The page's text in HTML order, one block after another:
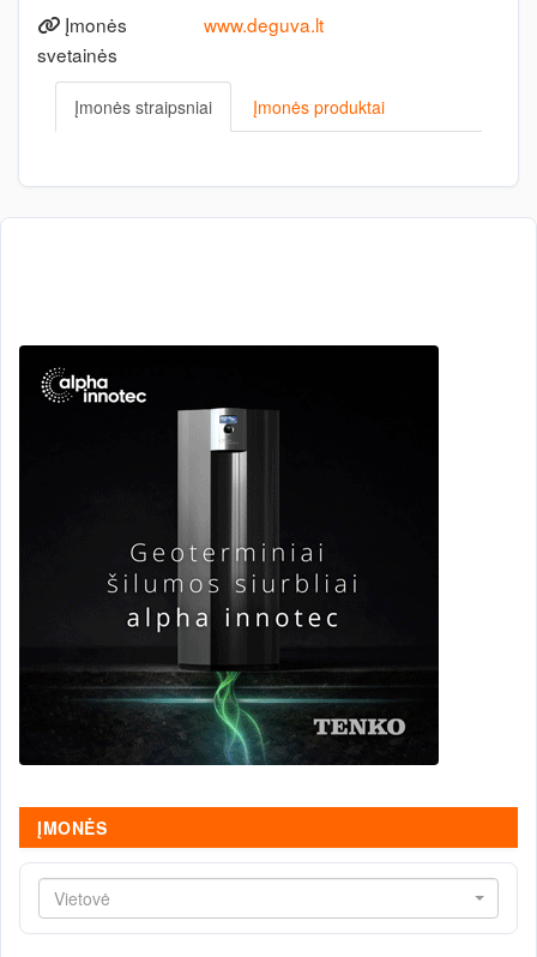
Įmonės
svetainės
www.deguva.lt
Įmonės straipsniai Įmonės produktai
ĮMONĖS
Vietovė